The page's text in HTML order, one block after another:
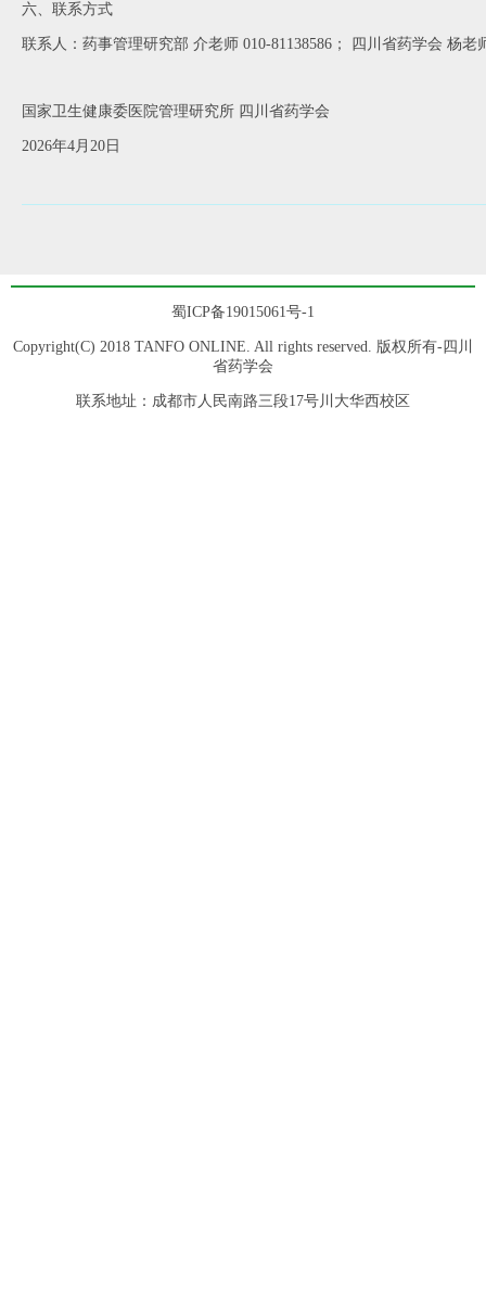
六、联系方式
联系人：药事管理研究部 介老师 010-81138586； 四川省药学会 杨老
国家卫生健康委医院管理研究所 四川省药学会
2026年4月20日
蜀ICP备19015061号-1
Copyright(C) 2018 TANFO ONLINE. All rights reserved. 版权所有-四川
省药学会
联系地址：成都市人民南路三段17号川大华西校区